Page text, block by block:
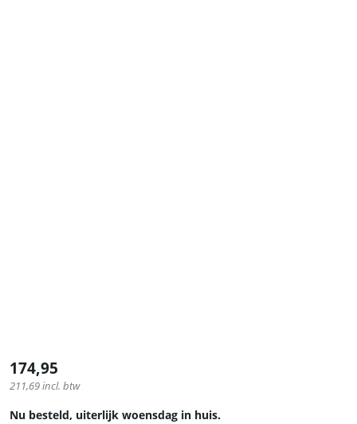
174,95
211,69incl. btw
Nu besteld, uiterlijk woensdag in huis.